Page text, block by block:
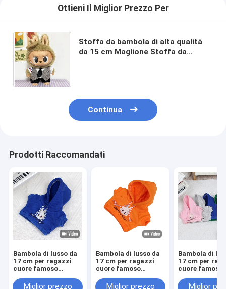
Ottieni Il Miglior Prezzo Per
Stoffa da bambola di alta qualità
da 15 cm Maglione Stoffa da
Continua
Prodotti Raccomandati
Bambola di lusso da
17 cm per ragazzi
cuore famoso
viso in vinile solo
Miglior prezzo
Bambola di lusso da
17 cm per ragazzi
cuore famoso
viso in vinile solo
Miglior prezzo
Bambola di
17 cm per
cuore famoso
viso in vinile
Miglior